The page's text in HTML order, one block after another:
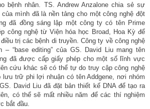
bệnh nhân. TS. Andrew Anzalone chia sẻ sự
mình đã là nền tảng cho một công nghệ đột
đã đồng sáng lập một công ty có tên Prime
công nghệ từ Viện hóa học Broad, Hoa Kỳ để
trị các bệnh di truyền. Công ty về công nghệ
– “base editing” của GS. David Liu mang tên
đã được cấp giấy phép cho một số lĩnh vực
cứu khác sẽ có thể tự do truy cập công nghệ
lưu trữ phi lợi nhuận có tên Addgene, nơi nhóm
David Liu đã đặt bản thiết kế DNA để tạo ra
có thể sẽ mất nhiều năm để các thí nghiệm
bắt đầu.